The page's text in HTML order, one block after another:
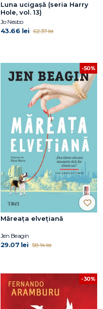
Luna ucigașă (seria Harry
Hole, vol. 13)
Jo Nesbo
43.66 lei 62.37 lei
-50%
Măreața elvețiană
Jen Beagin
29.07 lei 58.14 lei
-30%